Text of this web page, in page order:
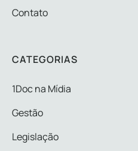
Contato
CATEGORIAS
1Doc na Mídia
Gestão
Legislação